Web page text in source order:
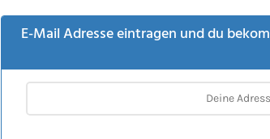
E-Mail Adresse eintragen und du